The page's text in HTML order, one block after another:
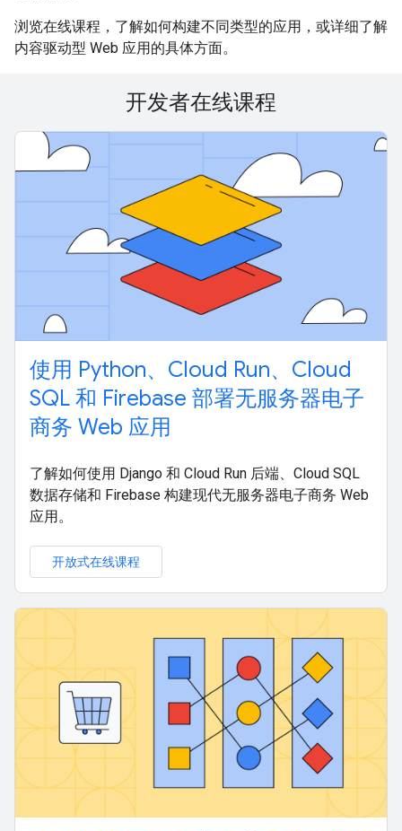
浏览在线课程，了解如何构建不同类型的应用，或详细了解
内容驱动型 Web 应用的具体方面。
开发者在线课程
使用 Python、Cloud Run、Cloud
SQL 和 Firebase 部署无服务器电子
商务 Web 应用
了解如何使用 Django 和 Cloud Run 后端、Cloud SQL
数据存储和 Firebase 构建现代无服务器电子商务 Web
应用。
开放式在线课程